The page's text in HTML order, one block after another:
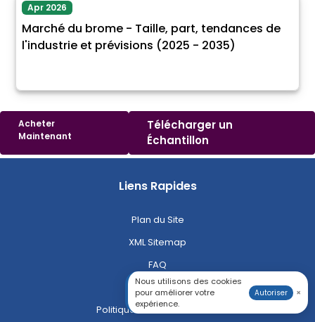
Apr 2026
Marché du brome - Taille, part, tendances de
l'industrie et prévisions (2025 - 2035)
Acheter
Maintenant
Télécharger un
Échantillon
Liens Rapides
Plan du Site
XML Sitemap
FAQ
Carrières
Politique de Confidentialité
Nous utilisons des cookies
pour améliorer votre
expérience.
Autoriser ×